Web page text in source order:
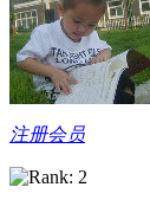
注册会员